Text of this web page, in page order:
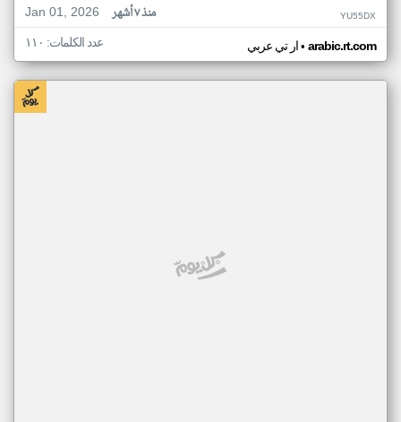
Jan 01, 2026
منذ ٧ أشهر YU55DX
ار تي عربي• arabic.rt.com عدد الكلمات: ١١٠